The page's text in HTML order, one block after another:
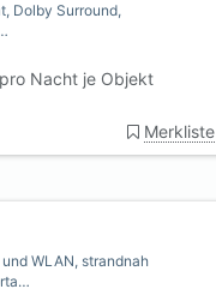
Dolby Surround,
pro Nacht je Objekt
Merkliste
WLAN, strandnah